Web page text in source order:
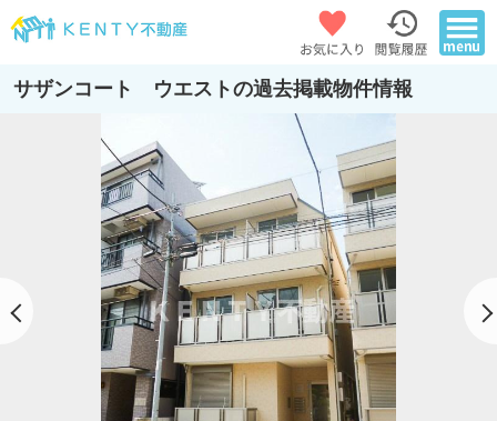
サザンコート ウエストの過去掲載物件情報